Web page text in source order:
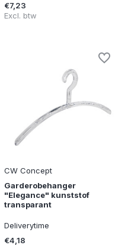
€7,23
Excl. btw
CW Concept
Garderobehanger
"Elegance" kunststof
transparant
Deliverytime
€4,18